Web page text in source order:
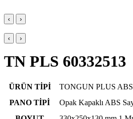
‹ ›
‹ ›
TN PLS 60332513
ÜRÜN TİPİ
TONGUN PLUS
PANO TİPİ
Opak Kapaklı ABS